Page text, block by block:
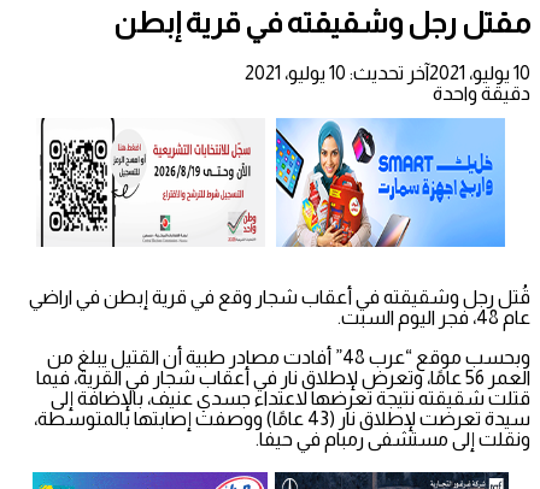
مقتل رجل وشقيقته في قرية إبطن
10 يوليو، 2021
آخر تحديث: 10 يوليو، 2021
دقيقة واحدة
قُتل رجل وشقيقته في أعقاب شجار وقع في قرية إبطن في اراضي
عام 48، فجر اليوم السبت.
وبحسب موقع “عرب 48” أفادت مصادر طبية أن القتيل يبلغ من
العمر 56 عامًا، وتعرض لإطلاق نار في أعقاب شجار في القرية، فيما
قتلت شقيقته نتيجة تعرضها لاعتداء جسدي عنيف، بالإضافة إلى
سيدة تعرضت لإطلاق نار (43 عامًا) ووصفت إصابتها بالمتوسطة،
ونقلت إلى مستشفى رمبام في حيفا.